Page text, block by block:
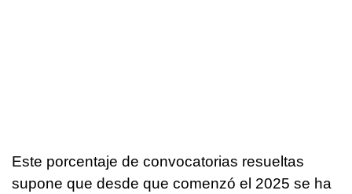
Este porcentaje de convocatorias resueltas
supone que desde que comenzó el 2025 se ha